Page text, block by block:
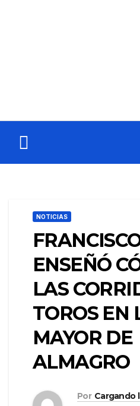
NOTICIAS
ENSEÑÓ
LAS
TOROS EN
MAYOR DE
ALMAGRO
Por Cargando